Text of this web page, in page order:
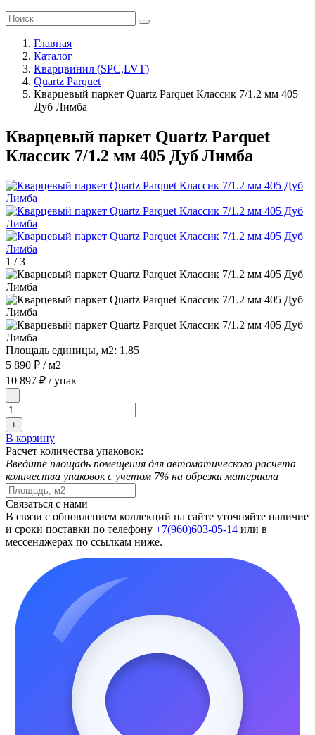
Главная
Каталог
Кварцвинил (SPC,LVT)
Quartz Parquet
Кварцевый паркет Quartz Parquet Классик 7/1.2 мм 405
Дуб Лимба
Кварцевый паркет Quartz Parquet
Классик 7/1.2 мм 405 Дуб Лимба
1 /3
Площадь единицы, м2: 1.85
5 890 ₽ / м2
10 897 ₽ / упак
-
+
В корзину
Расчет количества упаковок:
Введите площадь помещения для автоматического расчета
количества упаковок с учетом 7% на обрезки материала
Связаться с нами
В связи с обновлением коллекций на сайте уточняйте наличие
и сроки поставки по телефону +7(960)603-05-14 или в
мессенджерах по ссылкам ниже.